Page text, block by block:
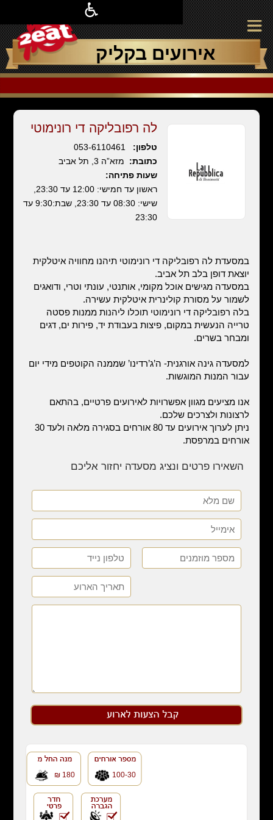
אירועים בקליק
לה רפובליקה די רונימוטי
טלפון:
כתובת: מזא”ה 3, תל אביב
שעות פתיחה:
שישי: 08:30 עד 23:30, שבת:9:30 עד
23:30
במסעדת לה רפובליקה די רונימוטי תיהנו מחוויה איטלקית
יוצאת דופן בלב תל אביב.
במסעדה מגישים אוכל מקומי, אותנטי, עונתי וטרי, ודואגים
לשמור על מסורת קולינרית איטלקית עשירה.
בלה רפובליקה די רונימוטי תוכלו ליהנות ממנות פסטה
טרייה הנעשית במקום, פיצות בעבודת יד, פירות ים, דגים
ומבחר בשרים.
למסעדה גינה אורגנית- ה’ג’רדינו’ שממנה הקוטפים מידי יום
עבור המנות המוגשות.
אנו מציעים מגוון אפשרויות לאירועים פרטיים, בהתאם
לרצונות ולצרכים שלכם.
ניתן לערוך אירועים עד 80 אורחים בסגירה מלאה ולעד 30
אורחים במרפסת.
השאירו פרטים ונציג מסעדה יחזור אליכם
100-30
180 ₪